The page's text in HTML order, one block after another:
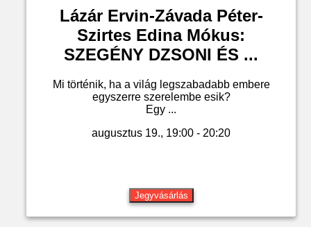
Lázár Ervin-Závada Péter-
Szirtes Edina Mókus:
SZEGÉNY DZSONI ÉS ...
Mi történik, ha a világ legszabadabb embere
egyszerre szerelembe esik?
Egy ...
augusztus 19., 19:00 - 20:20
Jegyvásárlás